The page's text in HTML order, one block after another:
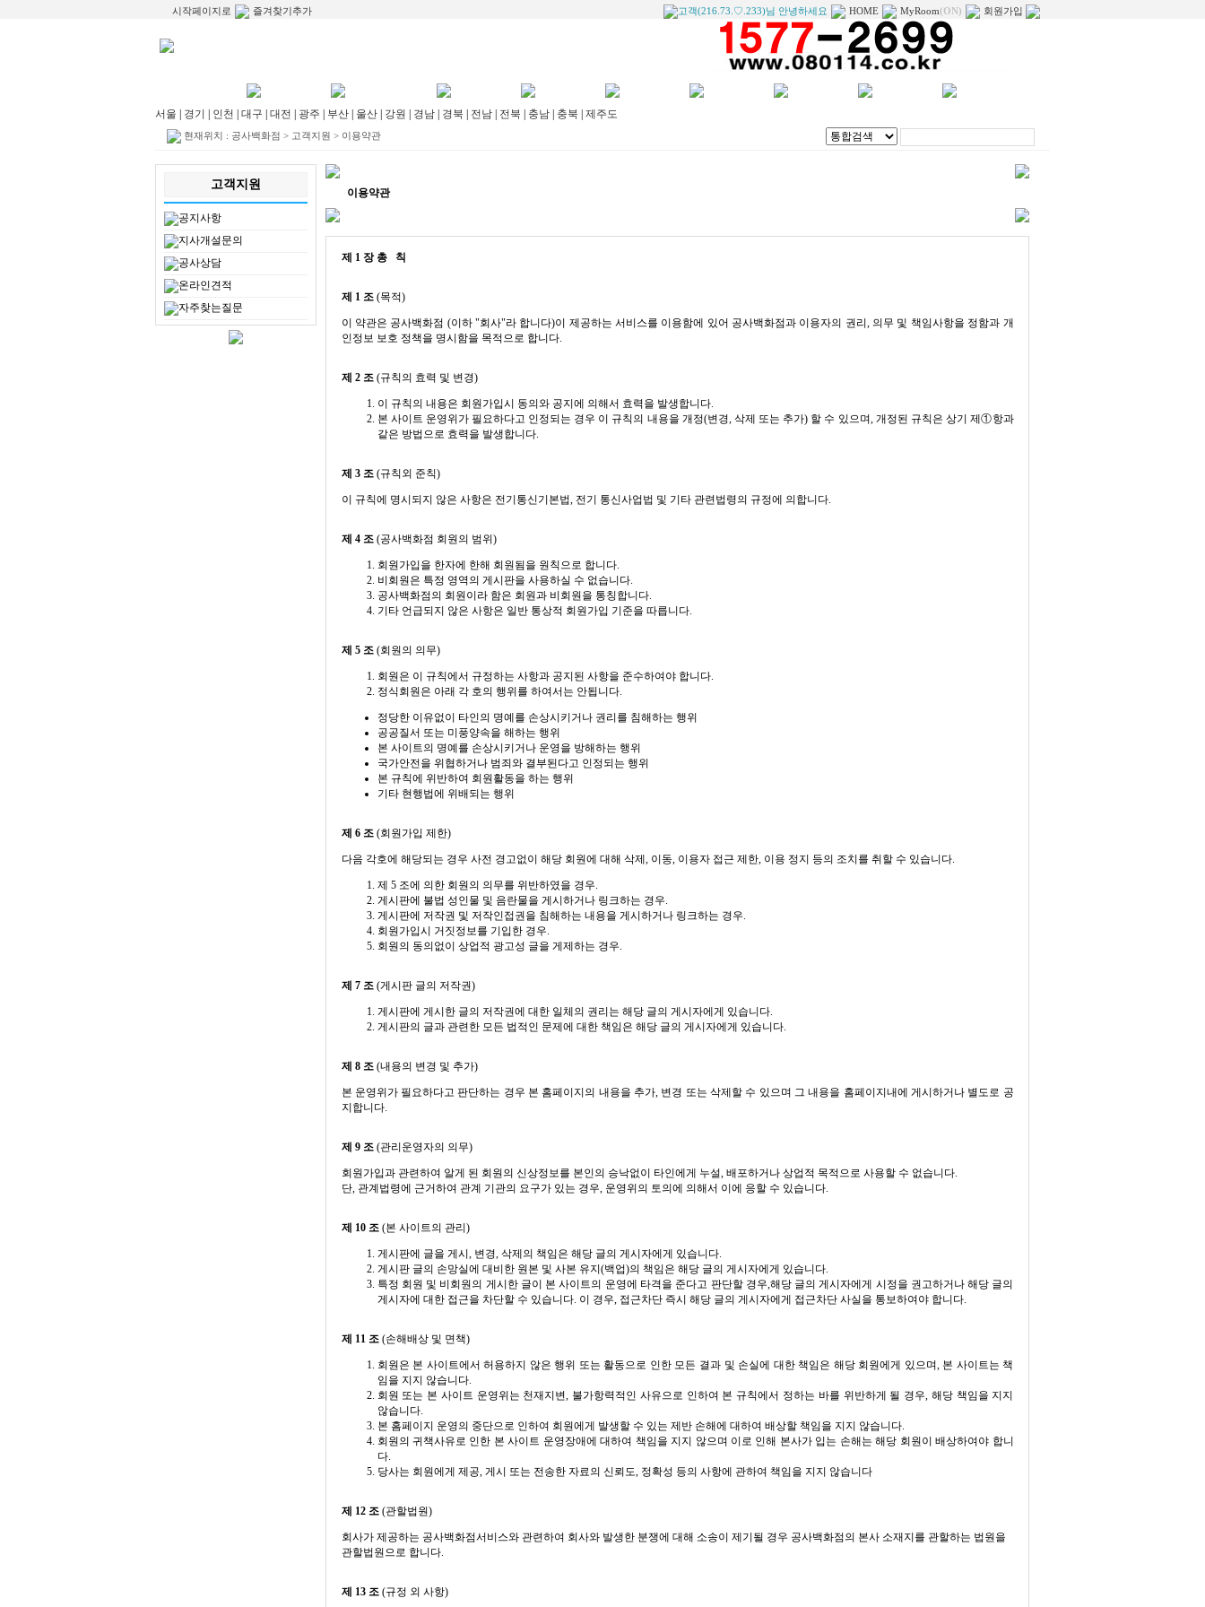
시작페이지로 즐겨찾기추가 고객(216.73.♡.233)님 안녕하세요 HOME MyRoom(ON) 회원가입
서울
경기 인천 대구 대전 광주 부산 울산 강원 경남 경북 전남 전북 충남 충북 제주도
현재위치 : 공사백화점 > 고객지원 > 이용약관
고객지원
공지사항
지사개설문의
공사상담
온라인견적
자주찾는질문
이용약관
제 1 장 총 칙
제 1 조(목적)
이 약관은 공사백화점 (이하 "회사"라 합니다)이 제공하는 서비스를 이용함에 있어 공사백화점과 이용자의 권리, 의무 및 책임사항을 정함과 개
인정보 보호 정책을 명시함을 목적으로 합니다.
제 2 조(규칙의 효력 및 변경)
이 규칙의 내용은 회원가입시 동의와 공지에 의해서 효력을 발생합니다.
본 사이트 운영위가 필요하다고 인정되는 경우 이 규칙의 내용을 개정(변경, 삭제 또는 추가) 할 수 있으며, 개정된 규칙은 상기 제①항과
같은 방법으로 효력을 발생합니다.
제 3 조(규칙외 준칙)
이 규칙에 명시되지 않은 사항은 전기통신기본법, 전기 통신사업법 및 기타 관련법령의 규정에 의합니다.
제 4 조(공사백화점 회원의 범위)
회원가입을 한자에 한해 회원됨을 원칙으로 합니다.
비회원은 특정 영역의 게시판을 사용하실 수 없습니다.
공사백화점의 회원이라 함은 회원과 비회원을 통칭합니다.
기타 언급되지 않은 사항은 일반 통상적 회원가입 기준을 따릅니다.
제 5 조(회원의 의무)
회원은 이 규칙에서 규정하는 사항과 공지된 사항을 준수하여야 합니다.
정식회원은 아래 각 호의 행위를 하여서는 안됩니다.
정당한 이유없이 타인의 명예를 손상시키거나 권리를 침해하는 행위
공공질서 또는 미풍양속을 해하는 행위
본 사이트의 명예를 손상시키거나 운영을 방해하는 행위
국가안전을 위협하거나 범죄와 결부된다고 인정되는 행위
본 규칙에 위반하여 회원활동을 하는 행위
기타 현행법에 위배되는 행위
제 6 조(회원가입 제한)
다음 각호에 해당되는 경우 사전 경고없이 해당 회원에 대해 삭제, 이동, 이용자 접근 제한, 이용 정지 등의 조치를 취할 수 있습니다.
제 5 조에 의한 회원의 의무를 위반하였을 경우.
게시판에 불법 성인물 및 음란물을 게시하거나 링크하는 경우.
게시판에 저작권 및 저작인접권을 침해하는 내용을 게시하거나 링크하는 경우.
회원가입시 거짓정보를 기입한 경우.
회원의 동의없이 상업적 광고성 글을 게제하는 경우.
제 7 조(게시판 글의 저작권)
게시판에 게시한 글의 저작권에 대한 일체의 권리는 해당 글의 게시자에게 있습니다.
게시판의 글과 관련한 모든 법적인 문제에 대한 책임은 해당 글의 게시자에게 있습니다.
제 8 조(내용의 변경 및 추가)
본 운영위가 필요하다고 판단하는 경우 본 홈페이지의 내용을 추가, 변경 또는 삭제할 수 있으며 그 내용을 홈페이지내에 게시하거나 별도로 공
지합니다.
제 9 조(관리운영자의 의무)
회원가입과 관련하여 알게 된 회원의 신상정보를 본인의 승낙없이 타인에게 누설, 배포하거나 상업적 목적으로 사용할 수 없습니다.
단, 관계법령에 근거하여 관계 기관의 요구가 있는 경우, 운영위의 토의에 의해서 이에 응할 수 있습니다.
제 10 조(본 사이트의 관리)
게시판에 글을 게시, 변경, 삭제의 책임은 해당 글의 게시자에게 있습니다.
게시판 글의 손망실에 대비한 원본 및 사본 유지(백업)의 책임은 해당 글의 게시자에게 있습니다.
특정 회원 및 비회원의 게시한 글이 본 사이트의 운영에 타격을 준다고 판단할 경우,해당 글의 게시자에게 시정을 권고하거나 해당 글의
게시자에 대한 접근을 차단할 수 있습니다. 이 경우, 접근차단 즉시 해당 글의 게시자에게 접근차단 사실을 통보하여야 합니다.
제 11 조(손해배상 및 면책)
회원은 본 사이트에서 허용하지 않은 행위 또는 활동으로 인한 모든 결과 및 손실에 대한 책임은 해당 회원에게 있으며, 본 사이트는 책
임을 지지 않습니다.
회원 또는 본 사이트 운영위는 천재지변, 불가항력적인 사유으로 인하여 본 규칙에서 정하는 바를 위반하게 될 경우, 해당 책임을 지지
않습니다.
본 홈페이지 운영의 중단으로 인하여 회원에게 발생할 수 있는 제반 손해에 대하여 배상할 책임을 지지 않습니다.
회원의 귀책사유로 인한 본 사이트 운영장애에 대하여 책임을 지지 않으며 이로 인해 본사가 입는 손해는 해당 회원이 배상하여야 합니
다.
당사는 회원에게 제공, 게시 또는 전송한 자료의 신뢰도, 정확성 등의 사항에 관하여 책임을 지지 않습니다
제 12 조(관할법원)
회사가 제공하는 공사백화점서비스와 관련하여 회사와 발생한 분쟁에 대해 소송이 제기될 경우 공사백화점의 본사 소재지를 관할하는 법원을
관할법원으로 합니다.
제 13 조(규정 외 사항)